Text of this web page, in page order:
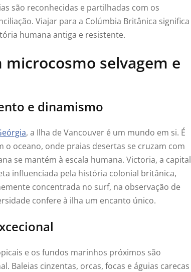
são reconhecidas e partilhadas com os
Viajar para a Colúmbia Britânica significa
humana antiga e resistente.
selvagem e
e dinamismo
, a Ilha de Vancouver é um mundo em si. É
oceano, onde praias desertas se cruzam com
se mantém à escala humana. Victoria, a capital
influenciada pela história colonial britânica,
concentrada no surf, na observação de
confere à ilha um encanto único.
e os fundos marinhos próximos são
Baleias cinzentas, orcas, focas e águias carecas